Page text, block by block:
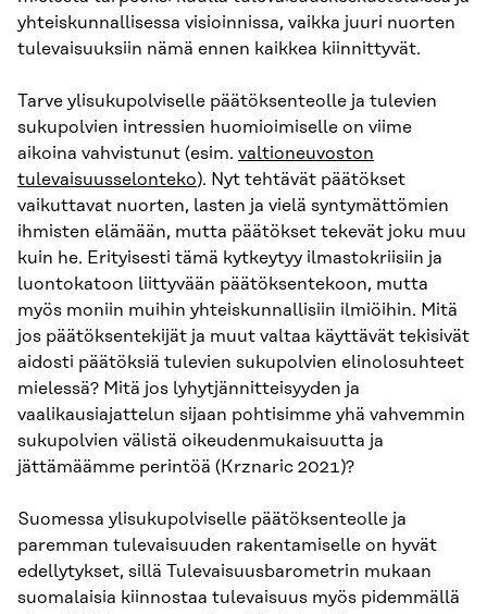
yhteiskunnallisessa visioinnissa, vaikka juuri nuorten
tulevaisuuksiin nämä ennen kaikkea kiinnittyvät.
Tarve ylisukupolviselle päätöksenteolle ja tulevien
sukupolvien intressien huomioimiselle on viime
aikoina vahvistunut (esim. valtioneuvoston
tulevaisuusselonteko). Nyt tehtävät päätökset
vaikuttavat nuorten, lasten ja vielä syntymättömien
ihmisten elämään, mutta päätökset tekevät joku muu
kuin he. Erityisesti tämä kytkeytyy ilmastokriisiin ja
luontokatoon liittyvään päätöksentekoon, mutta
myös moniin muihin yhteiskunnallisiin ilmiöihin. Mitä
jos päätöksentekijät ja muut valtaa käyttävät tekisivät
aidosti päätöksiä tulevien sukupolvien elinolosuhteet
mielessä? Mitä jos lyhytjännitteisyyden ja
vaalikausiajattelun sijaan pohtisimme yhä vahvemmin
sukupolvien välistä oikeudenmukaisuutta ja
jättämäämme perintöä (Krznaric 2021)?
Suomessa ylisukupolviselle päätöksenteolle ja
paremman tulevaisuuden rakentamiselle on hyvät
edellytykset, sillä Tulevaisuusbarometrin mukaan
suomalaisia kiinnostaa tulevaisuus myös pidemmällä